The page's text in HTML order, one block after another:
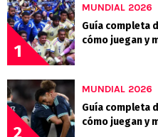
1
MUNDIAL 2026
Guía completa
cómo juegan y
2
MUNDIAL 2026
Guía completa
cómo juegan y